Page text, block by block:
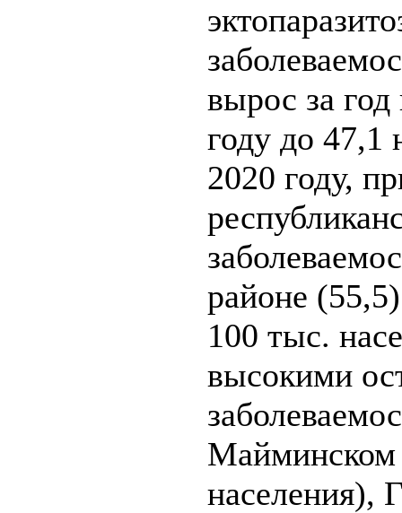
вырос за
году до 47,1
2020 году,
районе
100 тыс.
высокими
Майминском
населения),